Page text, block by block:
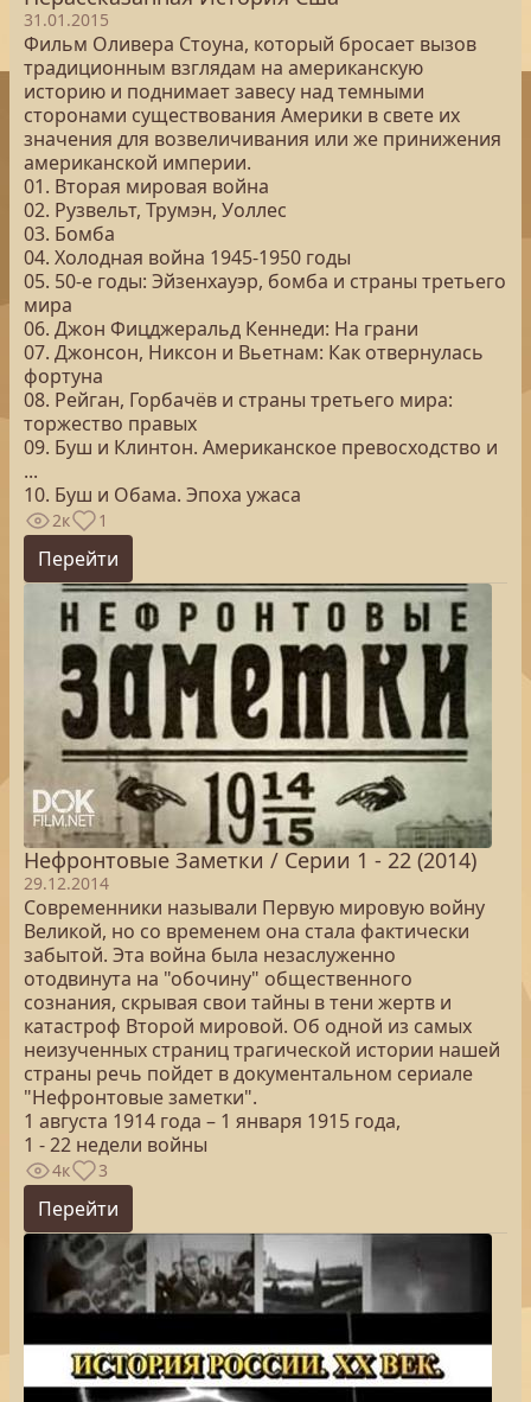
31.01.2015
Фильм Оливера Стоуна, который бросает вызов
традиционным взглядам на американскую
историю и поднимает завесу над темными
сторонами существования Америки в свете их
значения для возвеличивания или же принижения
американской империи.
01. Вторая мировая война
02. Рузвельт, Трумэн, Уоллес
03. Бомба
04. Холодная война 1945-1950 годы
05. 50-е годы: Эйзенхауэр, бомба и страны третьего
мира
06. Джон Фицджеральд Кеннеди: На грани
07. Джонсон, Никсон и Вьетнам: Как отвернулась
фортуна
08. Рейган, Горбачёв и страны третьего мира:
торжество правых
09. Буш и Клинтон. Американское превосходство и
...
10. Буш и Обама. Эпоха ужаса
2к 1
Перейти
Нефронтовые Заметки / Серии 1 - 22 (2014)
29.12.2014
Современники называли Первую мировую войну
Великой, но со временем она стала фактически
забытой. Эта война была незаслуженно
отодвинута на "обочину" общественного
сознания, скрывая свои тайны в тени жертв и
катастроф Второй мировой. Об одной из самых
неизученных страниц трагической истории нашей
страны речь пойдет в документальном сериале
"Нефронтовые заметки".
1 августа 1914 года – 1 января 1915 года,
1 - 22 недели войны
4к 3
Перейти